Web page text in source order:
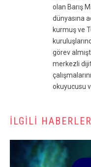
olan Barış
dünyasına
kurmuş ve
görev
merkezli
okuyucusu
İLGILI HABERLER